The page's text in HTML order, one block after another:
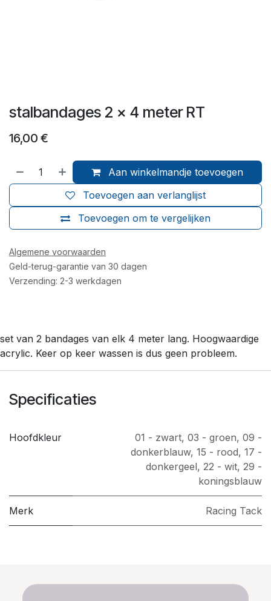
stalbandages 2 x 4 meter RT
16,00 €
Aan winkelmandje toevoegen
Toevoegen om te vergelijken
Toevoegen aan verlanglijst
Algemene voorwaarden
Geld-terug-garantie van 30 dagen
Verzending: 2-3 werkdagen
set van 2 bandages van elk 4 meter lang. Hoogwaardige
acrylic. Keer op keer wassen is dus geen probleem.
Specificaties
Hoofdkleur 01 - zwart, 03 - groen, 09 -
donkerblauw, 15 - rood, 17 -
donkergeel, 22 - wit, 29 -
koningsblauw
Merk ​Racing Tack